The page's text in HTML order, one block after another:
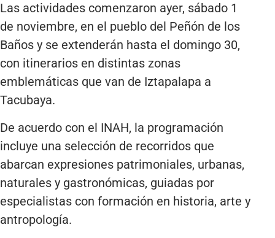
Las actividades comenzaron ayer, sábado 1
de noviembre, en el pueblo del Peñón de los
Baños y se extenderán hasta el domingo 30,
con itinerarios en distintas zonas
emblemáticas que van de Iztapalapa a
Tacubaya.
De acuerdo con el INAH, la programación
incluye una selección de recorridos que
abarcan expresiones patrimoniales, urbanas,
naturales y gastronómicas, guiadas por
especialistas con formación en historia, arte y
antropología.